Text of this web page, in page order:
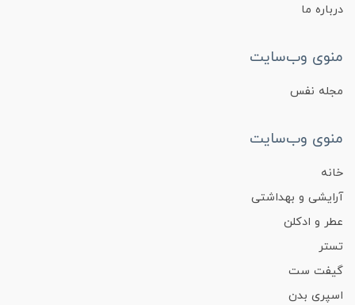
درباره ما
منوی وب‌سایت
مجله نفس
منوی وب‌سایت
خانه
آرایشی و بهداشتی
عطر و ادکلن
تستر
گیفت ست
اسپری بدن